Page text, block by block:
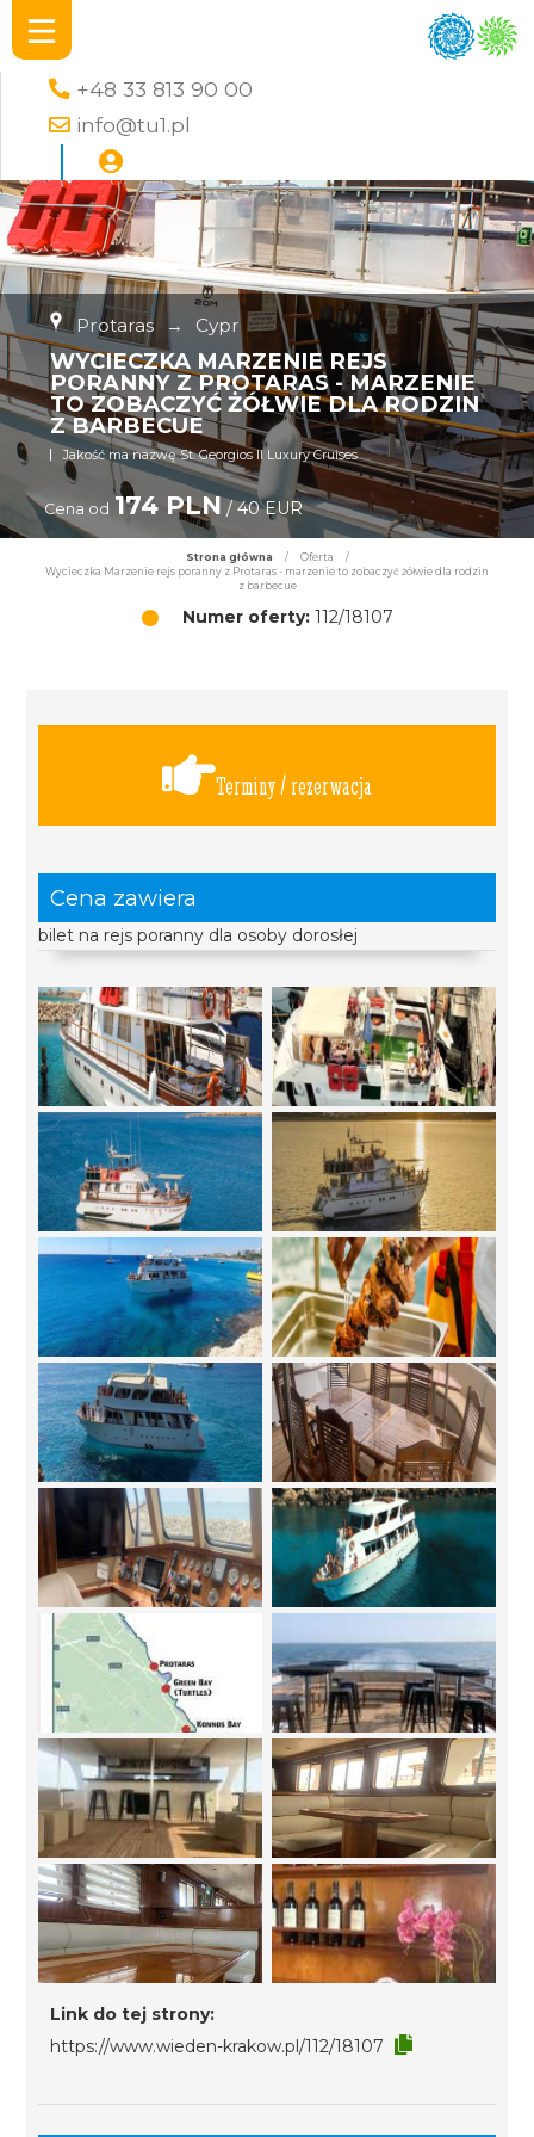
+48 33 813 90 00
info@tu1.pl
Protaras → Cypr
WYCIECZKA MARZENIE REJS
PORANNY Z PROTARAS - MARZENIE
TO ZOBACZYĆ ŻÓŁWIE DLA RODZIN
Z BARBECUE
Jakość ma nazwę St. Georgios II Luxury Cruises
Cena od 174 PLN/ 40 EUR
Strona główna / Oferta
/
Wycieczka Marzenie rejs poranny z Protaras - marzenie to zobaczyć żółwie dla rodzin
z barbecue
Numer oferty:112/18107
Terminy / rezerwacja
Cena zawiera
bilet na rejs poranny dla osoby dorosłej
Link do tej strony:
https://www.wieden-krakow.pl/112/18107